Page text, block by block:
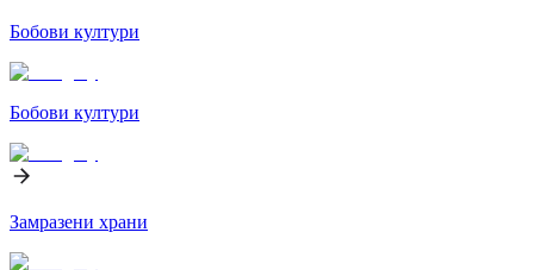
Бобови култури
Бобови култури
Замразени храни